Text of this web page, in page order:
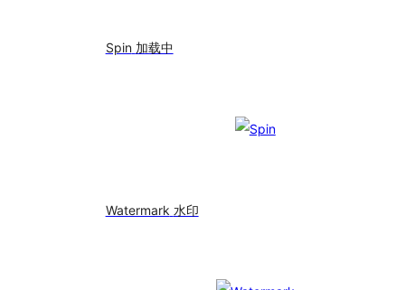
Spin 加载中
Watermark 水印